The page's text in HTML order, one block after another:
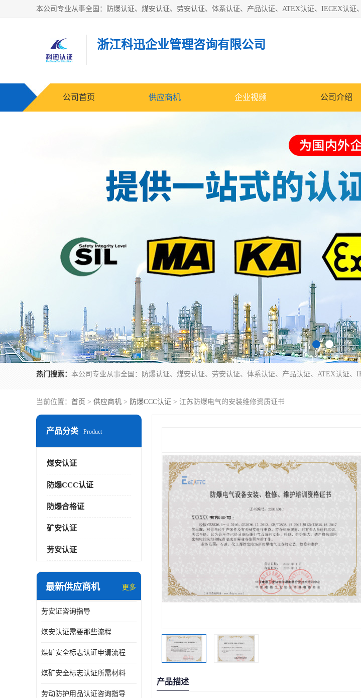
浙江科迅企业管理咨询有限公司
公司首页 供应商机 企业视频 公司介绍
热门搜索：
当前位置： 首页 > 供应商机 > 防爆CCC认证 > 江苏防爆电气的安装维修资质证书
产品分类 Product
煤安认证
防爆CCC认证
防爆合格证
矿安认证
劳安认证
最新供应商机 更多
劳安证咨询指导
煤安认证需要那些流程
煤矿安全标志认证申请流程
煤矿安全标志认证所需材料
劳动防护用品认证咨询指导
产品描述